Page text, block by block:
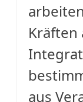
Kräften
aus